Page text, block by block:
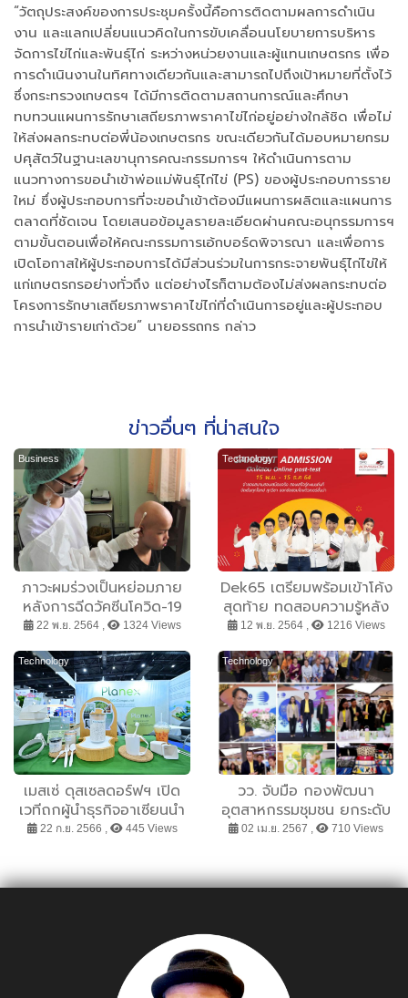
“วัตถุประสงค์ของการประชุมครั้งนี้คือการติดตามผลการดำเนิน
งาน และแลกเปลี่ยนแนวคิดในการขับเคลื่อนนโยบายการบริหาร
จัดการไข่ไก่และพันธุ์ไก่ ระหว่างหน่วยงานและผู้แทนเกษตรกร เพื่อ
การดำเนินงานในทิศทางเดียวกันและสามารถไปถึงเป้าหมายที่ตั้งไว้
ซึ่งกระทรวงเกษตรฯ ได้มีการติดตามสถานการณ์และศึกษา
ทบทวนแผนการรักษาเสถียรภาพราคาไข่ไก่อยู่อย่างใกล้ชิด เพื่อไม่
ให้ส่งผลกระทบต่อพี่น้องเกษตรกร ขณะเดียวกันได้มอบหมายกรม
ปศุสัตว์ในฐานะเลขานุการคณะกรรมการฯ ให้ดำเนินการตาม
แนวทางการขอนำเข้าพ่อแม่พันธุ์ไก่ไข่ (PS) ของผู้ประกอบการราย
ใหม่ ซึ่งผู้ประกอบการที่จะขอนำเข้าต้องมีแผนการผลิตและแผนการ
ตลาดที่ชัดเจน โดยเสนอข้อมูลรายละเอียดผ่านคณะอนุกรรมการฯ
ตามขั้นตอนเพื่อให้คณะกรรมการเอ้กบอร์ดพิจารณา และเพื่อการ
เปิดโอกาสให้ผู้ประกอบการได้มีส่วนร่วมในการกระจายพันธุ์ไก่ไข่ให้
แก่เกษตรกรอย่างทั่วถึง แต่อย่างไรก็ตามต้องไม่ส่งผลกระทบต่อ
โครงการรักษาเสถียรภาพราคาไข่ไก่ที่ดำเนินการอยู่และผู้ประกอบ
การนำเข้ารายเก่าด้วย” นายอรรถกร กล่าว
ข่าวอื่นๆ ที่น่าสนใจ
Business
ภาวะผมร่วงเป็นหย่อมภาย
หลังการฉีดวัคซีนโควิด-19
22 พ.ย. 2564 , 1324 Views
Technology
Dek65 เตรียมพร้อมเข้าโค้ง
สุดท้าย ทดสอบความรู้หลัง
ติวช่วงที่ 2 เริ่ม 15 พ.ย.-15
ธ.ค.นี้ กับสนามสอบ
TCAS65 Online จำลอง
เสมือนจริง สอบเสร็จรู้คะแนน
ทันที ในมหกรรมติวฟรีออน
ไลน์ “สหพัฒน์แอดมิชชั่น”
ครั้งที่ 24
12 พ.ย. 2564 , 1216 Views
Technology
เมสเซ่ ดุสเซลดอร์ฟฯ เปิด
เวทีถกผู้นำธุรกิจอาเซียนนำ
“ESG – BCG” สร้างแบรนด์
มหาอำนาจ อุตฯพลาสติก
“ศก.หมุนเวียน – รีไซเคิล
22 ก.ย. 2566 , 445 Views
Technology
วว. จับมือ กองพัฒนา
อุตสาหกรรมชุมชน ยกระดับ
ธุรกิจอุตสาหกรรม วิสาหกิจ
ประยุกต์ ต่อยอด อัตลักษณ์
02 เม.ย. 2567 , 710 Views